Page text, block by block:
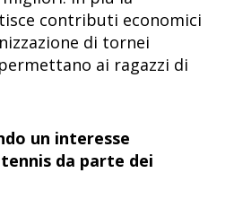
contributi economici
di tornei
ai ragazzi di
un interesse
da parte dei